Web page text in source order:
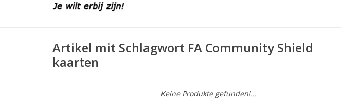
Artikel mit Schlagwort FA Community Shield
kaarten
Keine Produkte gefunden!...